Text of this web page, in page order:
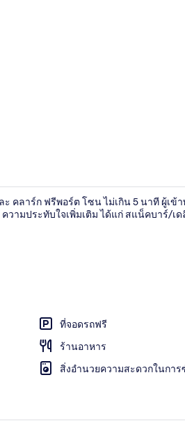
ห้องพัก, โต๊ะทำงาน, ห้องเก็บเสียง, เตารีด/โต๊ะ
คลาร์ก ฟรีพอร์ต โซน ไม่เกิน 5 นาที ผู้เข้
ามประทับใจเพิ่มเติม ได้แก่ สแน็คบาร์/เ
ที่จอดรถฟรี
ร้านอาหาร
สิ่งอำนวยความสะดวกในการ